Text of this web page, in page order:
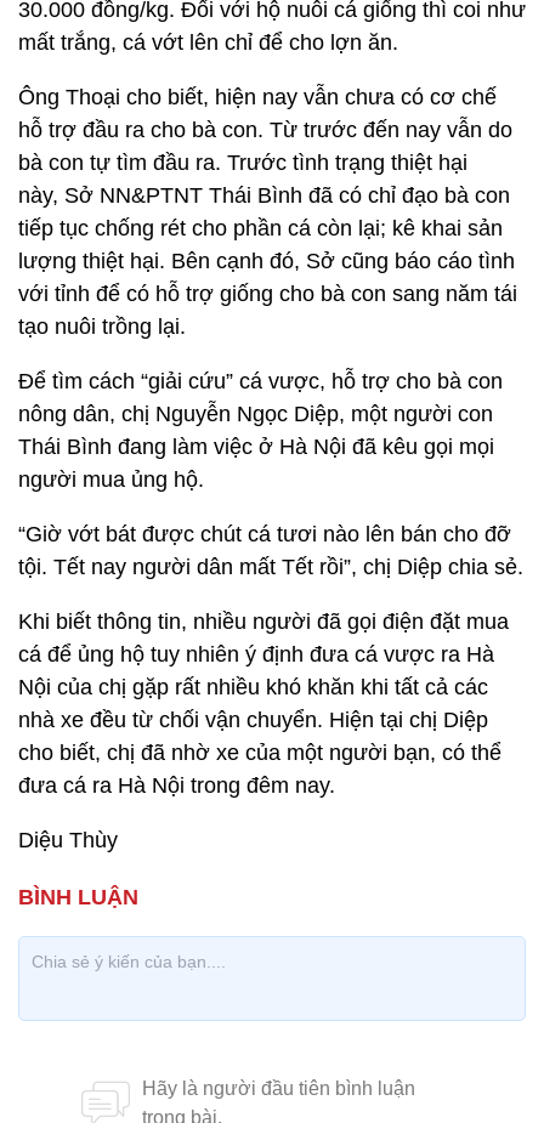
30.000 đồng/kg. Đối với hộ nuôi cá giống thì coi như
mất trắng, cá vớt lên chỉ để cho lợn ăn.
Ông Thoại cho biết, hiện nay vẫn chưa có cơ chế
hỗ trợ đầu ra cho bà con. Từ trước đến nay vẫn do
bà con tự tìm đầu ra. Trước tình trạng thiệt hại
này, Sở NN&PTNT Thái Bình đã có chỉ đạo bà con
tiếp tục chống rét cho phần cá còn lại; kê khai sản
lượng thiệt hại. Bên cạnh đó, Sở cũng báo cáo tình
với tỉnh để có hỗ trợ giống cho bà con sang năm tái
tạo nuôi trồng lại.
Để tìm cách “giải cứu” cá vược, hỗ trợ cho bà con
nông dân, chị Nguyễn Ngọc Diệp, một người con
Thái Bình đang làm việc ở Hà Nội đã kêu gọi mọi
người mua ủng hộ.
“Giờ vớt bát được chút cá tươi nào lên bán cho đỡ
tội. Tết nay người dân mất Tết rồi”, chị Diệp chia sẻ.
Khi biết thông tin, nhiều người đã gọi điện đặt mua
cá để ủng hộ tuy nhiên ý định đưa cá vược ra Hà
Nội của chị gặp rất nhiều khó khăn khi tất cả các
nhà xe đều từ chối vận chuyển. Hiện tại chị Diệp
cho biết, chị đã nhờ xe của một người bạn, có thể
đưa cá ra Hà Nội trong đêm nay.
Diệu Thùy